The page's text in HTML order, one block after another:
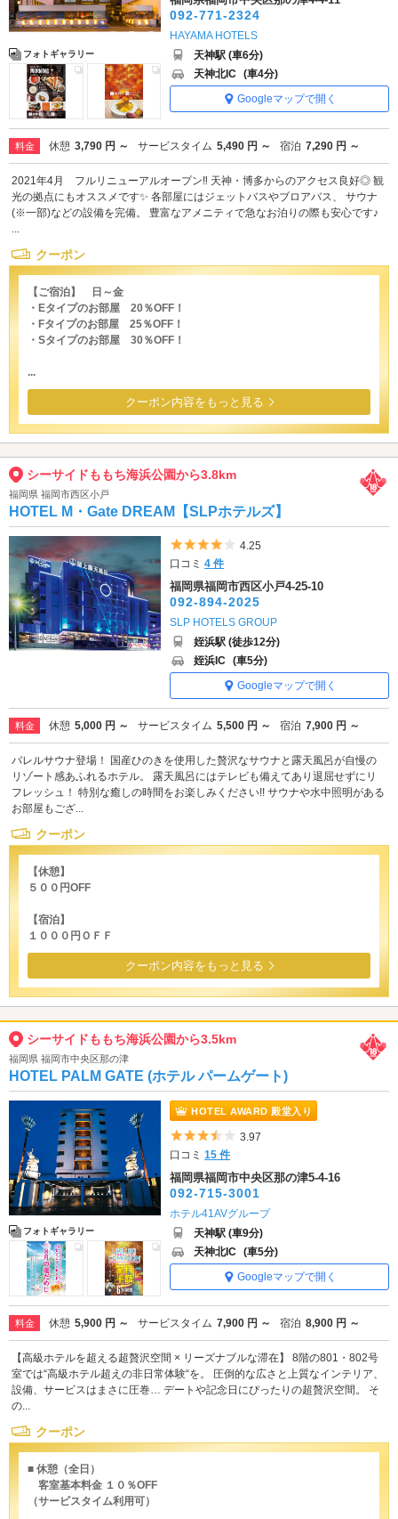
フォトギャラリー
092-771-2324
HAYAMA HOTELS
天神駅 (車6分)
天神北IC (車4分)
Googleマップで開く
料金 休憩 3,790 円 ～ サービスタイム 5,490 円 ～ 宿泊 7,290 円 ～
2021年4月 フルリニューアルオープン‼ 天神・博多からのアクセス良好◎ 観
光の拠点にもオススメです✨ 各部屋にはジェットバスやブロアバス、 サウナ
(※一部)などの設備を完備。 豊富なアメニティで急なお泊りの際も安心です♪
...
クーポン
【ご宿泊】 日～金
・Eタイプのお部屋 20％OFF！
・Fタイプのお部屋 25％OFF！
・Sタイプのお部屋 30％OFF！
...
クーポン内容をもっと見る
シーサイドももち海浜公園から3.8km
福岡県 福岡市西区小戸
HOTEL M・Gate DREAM【SLPホテルズ】
5つ星のうち4
4.25
口コミ4 件
福岡県福岡市西区小戸4-25-10
092-894-2025
SLP HOTELS GROUP
姪浜駅 (徒歩12分)
姪浜IC (車5分)
Googleマップで開く
料金 休憩 5,000 円 ～ サービスタイム 5,500 円 ～ 宿泊 7,900 円 ～
バレルサウナ登場！ 国産ひのきを使用した贅沢なサウナと露天風呂が自慢の
リゾート感あふれるホテル。 露天風呂にはテレビも備えてあり退屈せずにリ
フレッシュ！ 特別な癒しの時間をお楽しみください!! サウナや水中照明がある
お部屋もござ...
クーポン
【休憩】
５００円OFF
【宿泊】
１０００円ＯＦＦ
クーポン内容をもっと見る
シーサイドももち海浜公園から3.5km
福岡県 福岡市中央区那の津
HOTEL PALM GATE (ホテル パームゲート)
フォトギャラリー
HOTEL AWARD 殿堂入り
5つ星のうち3.5
3.97
口コミ15 件
福岡県福岡市中央区那の津5-4-16
092-715-3001
ホテル41AVグループ
天神駅 (車9分)
天神北IC (車5分)
Googleマップで開く
料金 休憩 5,900 円 ～ サービスタイム 7,900 円 ～ 宿泊 8,900 円 ～
【高級ホテルを超える超贅沢空間 × リーズナブルな滞在】 8階の801・802号
室では“高級ホテル超えの非日常体験“を。 圧倒的な広さと上質なインテリア、
設備、サービスはまさに圧巻… デートや記念日にぴったりの超贅沢空間。 そ
の...
クーポン
■ 休憩（全日）
客室基本料金 １０％OFF
（サービスタイム利用可）